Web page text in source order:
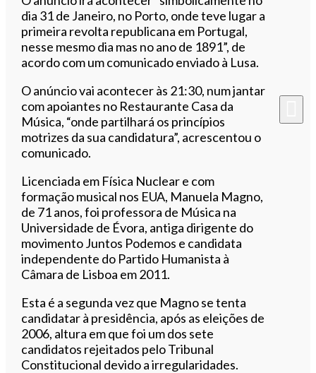
dia 31 de Janeiro, no Porto, onde teve lugar a
primeira revolta republicana em Portugal,
nesse mesmo dia mas no ano de 1891”, de
acordo com um comunicado enviado à Lusa.
O anúncio vai acontecer às 21:30, num jantar
com apoiantes no Restaurante Casa da
Música, “onde partilhará os princípios
motrizes da sua candidatura”, acrescentou o
comunicado.
Licenciada em Física Nuclear e com
formação musical nos EUA, Manuela Magno,
de 71 anos, foi professora de Música na
Universidade de Évora, antiga dirigente do
movimento Juntos Podemos e candidata
independente do Partido Humanista à
Câmara de Lisboa em 2011.
Esta é a segunda vez que Magno se tenta
candidatar à presidência, após as eleições de
2006, altura em que foi um dos sete
candidatos rejeitados pelo Tribunal
Constitucional devido a irregularidades.